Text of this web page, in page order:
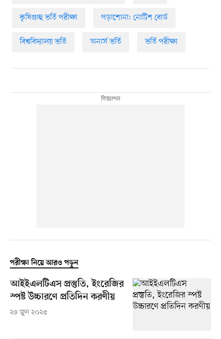
কৃষিগুচ্ছ ভর্তি পরীক্ষা পড়াশোনা: নোটিশ বোর্ড
বিশ্ববিদ্যালয় ভর্তি অনার্স ভর্তি ভর্তি পরীক্ষা
পরীক্ষা নিয়ে আরও পড়ুন
আইইএলটিএস প্রস্তুতি, ইংরেজির
স্পষ্ট উচ্চারণে প্রতিদিন করণীয়
২৪ জুন ২০২৫